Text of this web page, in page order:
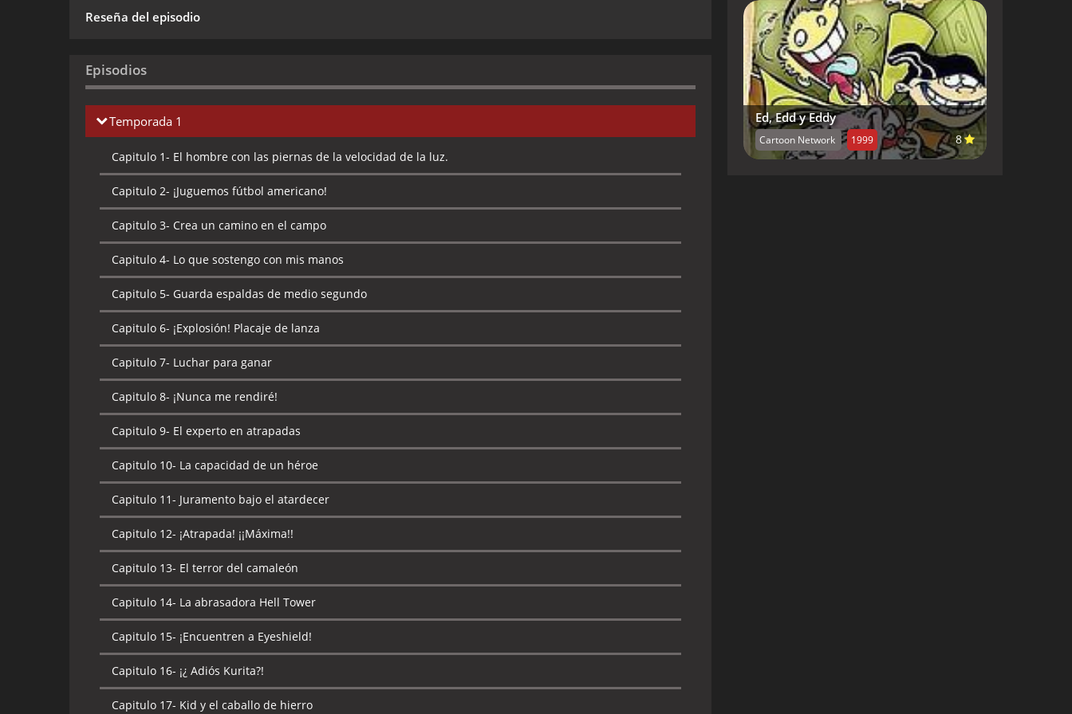
Reseña del episodio
Episodios
Temporada 1
Capitulo 1- El hombre con las piernas de la velocidad de la luz.
Capitulo 2- ¡Juguemos fútbol americano!
Capitulo 3- Crea un camino en el campo
Capitulo 4- Lo que sostengo con mis manos
Capitulo 5- Guarda espaldas de medio segundo
Capitulo 6- ¡Explosión! Placaje de lanza
Capitulo 7- Luchar para ganar
Capitulo 8- ¡Nunca me rendiré!
Capitulo 9- El experto en atrapadas
Capitulo 10- La capacidad de un héroe
Capitulo 11- Juramento bajo el atardecer
Capitulo 12- ¡Atrapada! ¡¡Máxima!!
Capitulo 13- El terror del camaleón
Capitulo 14- La abrasadora Hell Tower
Capitulo 15- ¡Encuentren a Eyeshield!
Capitulo 16- ¡¿ Adiós Kurita?!
Capitulo 17- Kid y el caballo de hierro
Ed, Edd y Eddy
Cartoon Network 1999 8